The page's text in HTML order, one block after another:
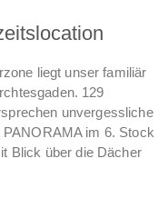
liegt unser familiär
129
unvergessliche
im 6. Stock
Blick über die Dächer